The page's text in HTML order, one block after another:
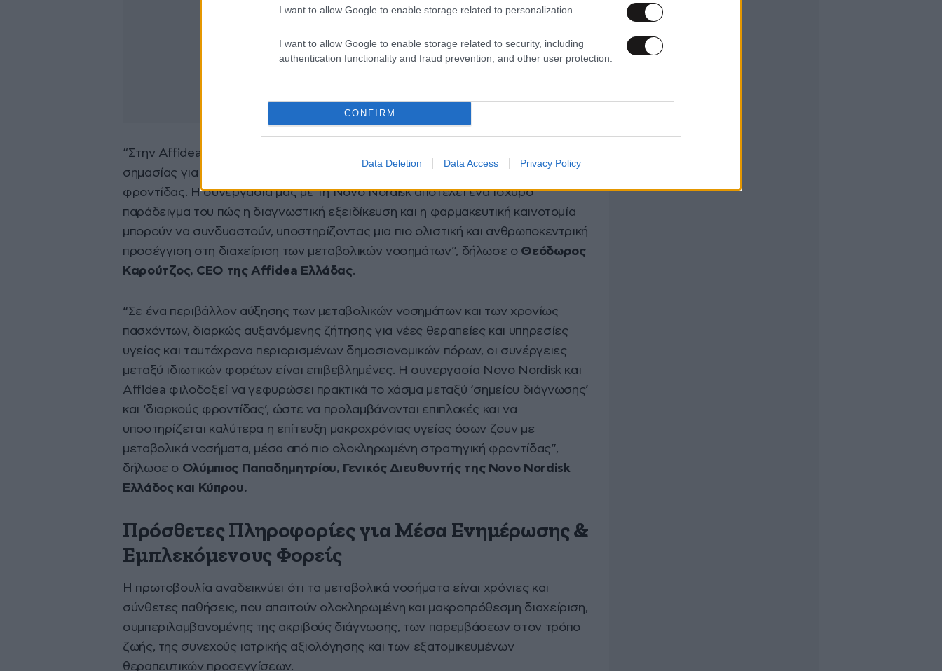
I want to allow Google to enable storage related to personalization.
I want to allow Google to enable storage related to security, including
authentication functionality and fraud prevention, and other user protection.
CONFIRM
Data Deletion Data Access Privacy Policy
“Στην Affidea πιστεύουμε ότι οι στρατηγικές συνεργασίες είναι καθοριστικής
σημασίας για την ανάπτυξη πιο ολοκληρωμένων και αποδοτικών μοντέλων
φροντίδας. Η συνεργασία μας με τη Novo Nordisk αποτελεί ένα ισχυρό
παράδειγμα του πώς η διαγνωστική εξειδίκευση και η φαρμακευτική καινοτομία
μπορούν να συνδυαστούν, υποστηρίζοντας μια πιο ολιστική και ανθρωποκεντρική
προσέγγιση στη διαχείριση των μεταβολικών νοσημάτων”, δήλωσε ο Θεόδωρος
Καρούτζος, CEO της Affidea Ελλάδας.
“Σε ένα περιβάλλον αύξησης των μεταβολικών νοσημάτων και των χρονίως
πασχόντων, διαρκώς αυξανόμενης ζήτησης για νέες θεραπείες και υπηρεσίες
υγείας και ταυτόχρονα περιορισμένων δημοσιονομικών πόρων, οι συνέργειες
μεταξύ ιδιωτικών φορέων είναι επιβεβλημένες. Η συνεργασία Novo Nordisk και
Affidea φιλοδοξεί να γεφυρώσει πρακτικά το χάσμα μεταξύ ‘σημείου διάγνωσης’
και ‘διαρκούς φροντίδας’, ώστε να προλαμβάνονται επιπλοκές και να
υποστηρίζεται καλύτερα η επίτευξη μακροχρόνιας υγείας όσων ζουν με
μεταβολικά νοσήματα, μέσα από πιο ολοκληρωμένη στρατηγική φροντίδας”,
δήλωσε ο Ολύμπιος Παπαδημητρίου, Γενικός Διευθυντής της Novo Nordisk
Ελλάδος και Κύπρου.
Πρόσθετες Πληροφορίες για Μέσα Ενημέρωσης &
Εμπλεκόμενους Φορείς
Η πρωτοβουλία αναδεικνύει ότι τα μεταβολικά νοσήματα είναι χρόνιες και
σύνθετες παθήσεις, που απαιτούν ολοκληρωμένη και μακροπρόθεσμη διαχείριση,
συμπεριλαμβανομένης της ακριβούς διάγνωσης, των παρεμβάσεων στον τρόπο
ζωής, της συνεχούς ιατρικής αξιολόγησης και των εξατομικευμένων
θεραπευτικών προσεγγίσεων.